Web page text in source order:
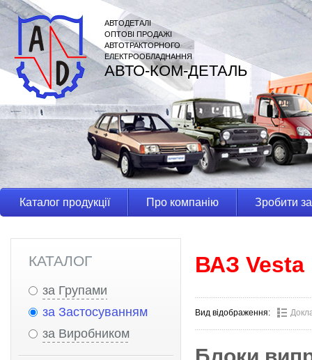
АВТОДЕТАЛІ
ОПТОВІ ПРОДАЖІ
АВТОТРАКТОРНОГО
ЕЛЕКТРООБЛАДНАННЯ
АВТО-КОМ-ДЕТАЛЬ
Каталог продукції Про компанію Зробити
КАТАЛОГ
за Групами
за Застосуванням
за Виробником
ВАЗ
Вид відображення: